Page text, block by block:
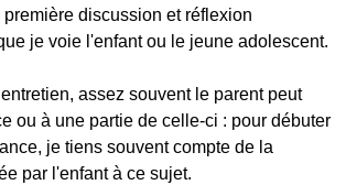
discussion et réflexion
je voie l'enfant ou le jeune adolescent.
assez souvent le parent peut
ou à une partie de celle-ci : pour débuter
je tiens souvent compte de la
par l'enfant à ce sujet.